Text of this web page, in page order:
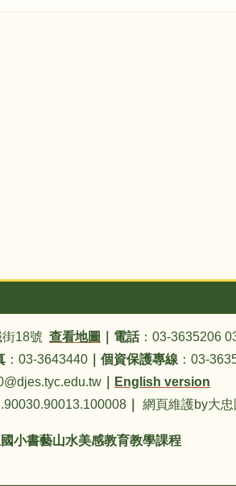
街18號 查看地圖 電話：03-3635206
：03-3643440｜ 個資保護專線：03-
English version
網頁維護by大
小書藝山水美感教育教學課程